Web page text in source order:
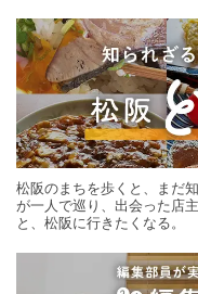
松阪のまちを歩くと、まだ
が一人で巡り、出会った店
と、松阪に行きたくなる。